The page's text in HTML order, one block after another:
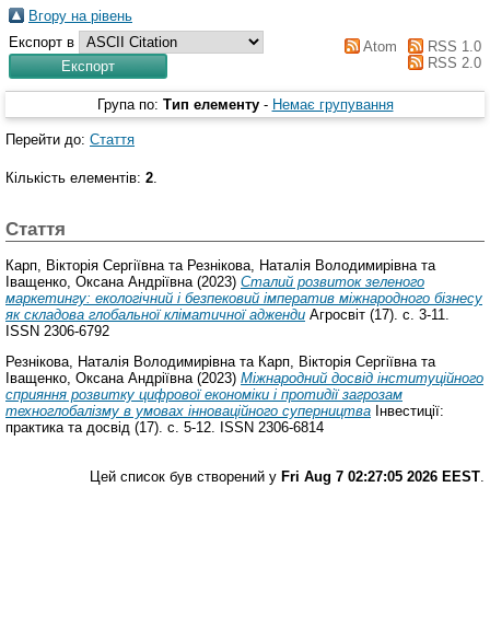
Вгору на рівень
Експорт в
Atom
RSS 1.0
RSS 2.0
Група по: Тип елементу - Немає групування
Перейти до: Стаття
Кількість елементів: 2.
Стаття
Карп, Вікторія Сергіївна та Резнікова, Наталія Володимирівна та
Іващенко, Оксана Андріївна (2023) Сталий розвиток зеленого
маркетингу: екологічний і безпековий імператив міжнародного бізнесу
як складова глобальної кліматичної адженди Агросвіт (17). с. 3-11.
ISSN 2306-6792
Резнікова, Наталія Володимирівна та Карп, Вікторія Сергіївна та
Іващенко, Оксана Андріївна (2023) Міжнародний досвід інституційного
сприяння розвитку цифрової економіки і протидії загрозам
техноглобалізму в умовах інноваційного суперництва Інвестиції:
практика та досвід (17). с. 5-12. ISSN 2306-6814
Цей список був створений у Fri Aug 7 02:27:05 2026 EEST